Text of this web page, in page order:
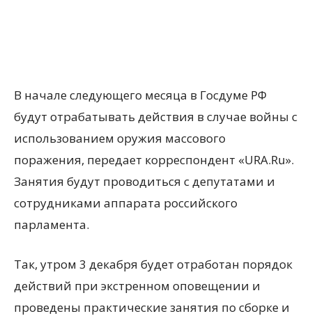
В начале следующего месяца в Госдуме РФ
будут отрабатывать действия в случае войны с
использованием оружия массового
поражения, передает корреспондент «URA.Ru».
Занятия будут проводиться с депутатами и
сотрудниками аппарата российского
парламента.
Так, утром 3 декабря будет отработан порядок
действий при экстренном оповещении и
проведены практические занятия по сборке и